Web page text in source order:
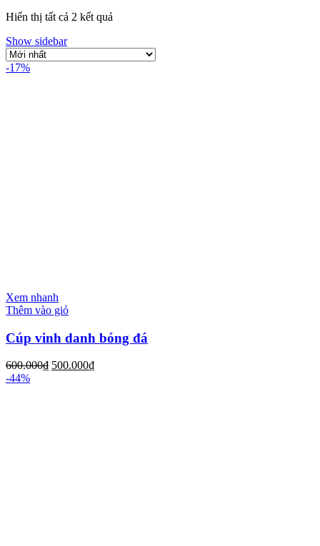
Hiển thị tất cả 2 kết quả
Show sidebar
-17%
Xem nhanh
Thêm vào giỏ
Cúp vinh danh bóng đá
600.000₫ 500.000₫
-44%